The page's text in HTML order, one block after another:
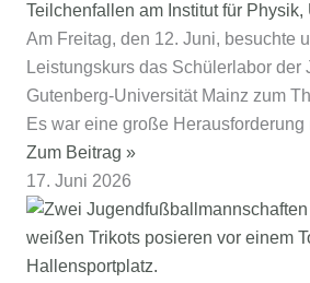
Teilchenfallen am Institut für Physik,
Am Freitag, den 12. Juni, besuchte
Leistungskurs das Schülerlabor der
Gutenberg‑Universität Mainz zum
Es war eine große
Zum Beitrag »
17. Juni 2026